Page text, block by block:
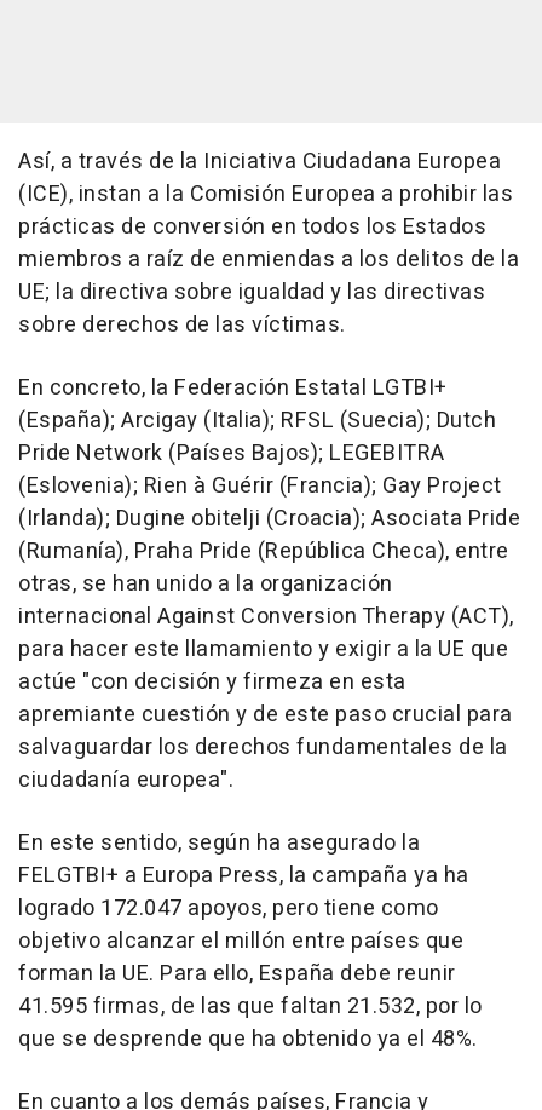
Así, a través de la Iniciativa Ciudadana Europea
(ICE), instan a la Comisión Europea a prohibir las
prácticas de conversión en todos los Estados
miembros a raíz de enmiendas a los delitos de la
UE; la directiva sobre igualdad y las directivas
sobre derechos de las víctimas.
En concreto, la Federación Estatal LGTBI+
(España); Arcigay (Italia); RFSL (Suecia); Dutch
Pride Network (Países Bajos); LEGEBITRA
(Eslovenia); Rien à Guérir (Francia); Gay Project
(Irlanda); Dugine obitelji (Croacia); Asociata Pride
(Rumanía), Praha Pride (República Checa), entre
otras, se han unido a la organización
internacional Against Conversion Therapy (ACT),
para hacer este llamamiento y exigir a la UE que
actúe "con decisión y firmeza en esta
apremiante cuestión y de este paso crucial para
salvaguardar los derechos fundamentales de la
ciudadanía europea".
En este sentido, según ha asegurado la
FELGTBI+ a Europa Press, la campaña ya ha
logrado 172.047 apoyos, pero tiene como
objetivo alcanzar el millón entre países que
forman la UE. Para ello, España debe reunir
41.595 firmas, de las que faltan 21.532, por lo
que se desprende que ha obtenido ya el 48%.
En cuanto a los demás países, Francia y